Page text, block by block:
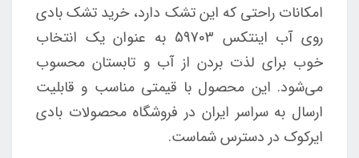
امکانات راحتی که این تشک دارد، خرید تشک بادی
روی آب اینتکس 59703 به عنوان یک انتخاب
خوب برای لذت بردن از آب و تابستان محسوب
می‌شود. این محصول با قیمتی مناسب و قابلیت
ارسال به سراسر ایران در فروشگاه محصولات بادی
ایرکوک در دسترس شماست.